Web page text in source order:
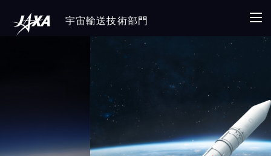
宇宙輸送技術部門